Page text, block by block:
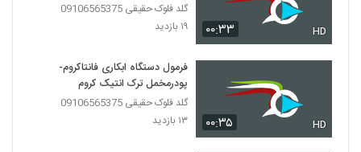
۰۰:۳۳ HD
گلد فلوک حقیقی 09106565375
۱۹ بازدید
۰۰:۳۵ HD
فرمول دستگاه ابکاری فانتاکروم-
پودرمخمل ترک انتیک کروم
گلد فلوک حقیقی 09106565375
۱۳ بازدید